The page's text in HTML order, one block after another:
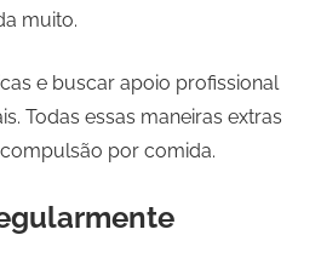
muito.
e buscar apoio profissional
Todas essas maneiras extras
por comida.